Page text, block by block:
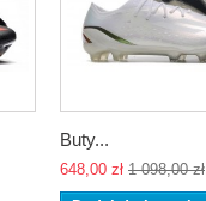
Buty...
648,00 zł 1 098,00 zł